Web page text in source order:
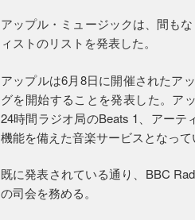
アップル・ミュージックは、間も
ィストのリストを発表した。
アップルは6月8日に開催されたア
グを開始することを発表した。ア
24時間ラジオ局のBeats 1、アー
機能を備えた音楽サービスとなって
既に発表されている通り、BBC
の司会を務める。